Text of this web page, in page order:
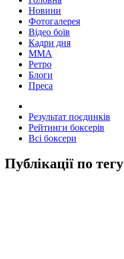
Новини
Фотогалерея
Відео боїв
Кадри дня
ММА
Ретро
Блоги
Преса
Результат поєдинків
Рейтинги боксерів
Всі боксери
Публікації по тегу